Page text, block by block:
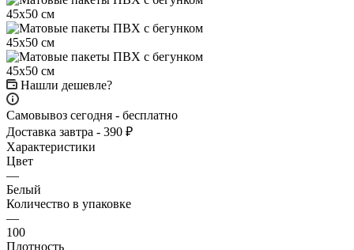
Нашли дешевле?
Самовывоз сегодня - бесплатно
Доставка завтра - 390 ₽
Характеристики
Цвет
—
Белый
Количество в упаковке
—
100
Плотность